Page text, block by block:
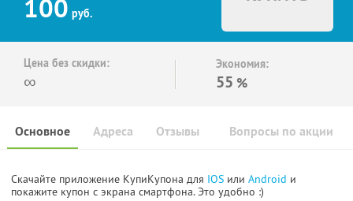
100 руб.
Цена без скидки:
∞
Экономия:
55 %
Основное Отзывы Вопросы по акции
Адреса
Скачайте приложение КупиКупона для IOS или Android и
покажите купон с экрана смартфона. Это удобно :)